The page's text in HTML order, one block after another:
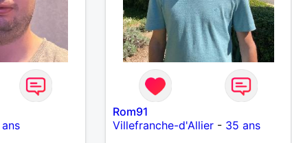
Rom91
Villefranche-d'Allier - 35 ans